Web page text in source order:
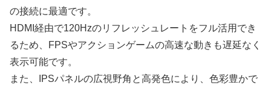
の接続に最適です。
HDMI経由で120Hzのリフレッシュレートをフル活用でき
るため、FPSやアクションゲームの高速な動きも遅延なく
表示可能です。
また、IPSパネルの広視野角と高発色により、色彩豊かで